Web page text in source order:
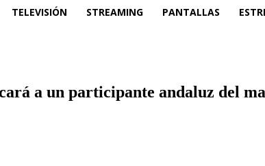
TELEVISIÓN STREAMING PANTALLAS
a un participante andaluz del